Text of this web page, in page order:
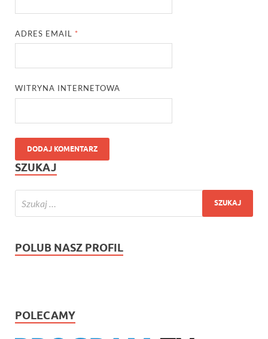
ADRES EMAIL *
WITRYNA INTERNETOWA
SZUKAJ
POLUB NASZ PROFIL
POLECAMY